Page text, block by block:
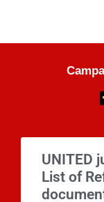
UNITED
List of